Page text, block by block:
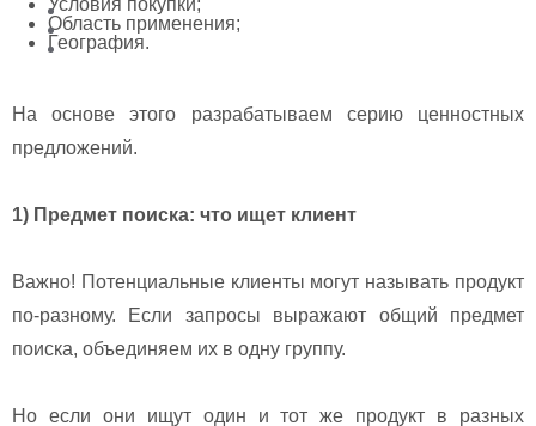
Условия покупки;
Область применения;
География.
На основе этого разрабатываем серию ценностных
предложений.
1) Предмет поиска: что ищет клиент
Важно! Потенциальные клиенты могут называть продукт
по-разному. Если запросы выражают общий предмет
поиска, объединяем их в одну группу.
Но если они ищут один и тот же продукт в разных